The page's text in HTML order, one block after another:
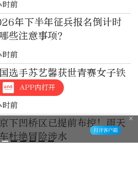
时前
年下半年征兵报名倒计时
些注意事项？
时前
选手苏艺馨获世青赛女子铁
军
时前
下凹桥区已提前布控！雨天
杜绝冒险涉水
APP内打开
，京港地铁晚高峰加开临客